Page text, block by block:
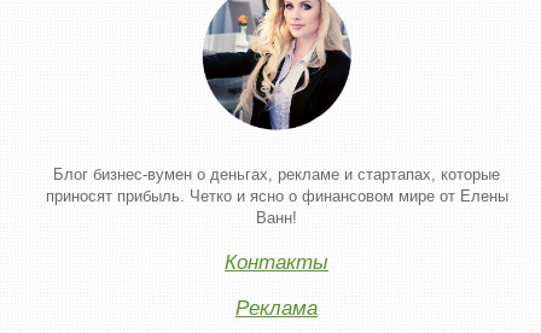
Блог бизнес-вумен о деньгах, рекламе и стартапах, которые
приносят прибыль. Четко и ясно о финансовом мире от Елены
Ванн!
Контакты
Реклама